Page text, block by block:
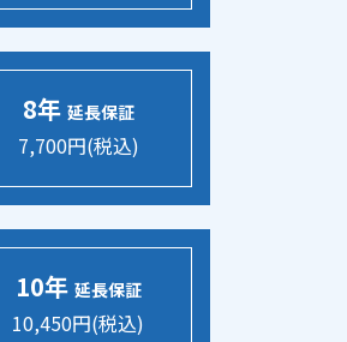
8年 延長保証
7,700円(税込)
10年 延長保証
10,450円(税込)